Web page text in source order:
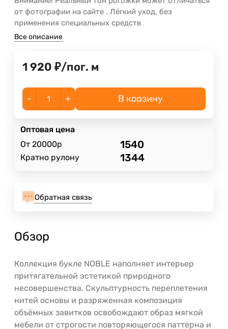
от фотографии на сайте . Лёгкий уход, без
применения специальных средств
Все описание
1 920 ₽/пог. м
- + В корзину
Оптовая цена
От 20000р
1540
Кратно рулону 1344
Обратная связь
Обзор
Коллекция букле NOBLE наполняет интерьер
притягательной эстетикой природного
несовершенства. Скульптурность переплетения
нитей основы и разряженная композиция
объёмных завитков освобождают образ мягкой
мебели от строгости повторяющегося паттерна и